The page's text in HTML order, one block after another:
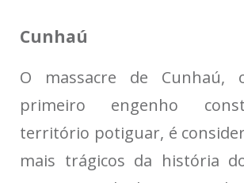
Cunhaú
O massacre de Cunhaú,
primeiro engenho
território potiguar, é
mais trágicos da história